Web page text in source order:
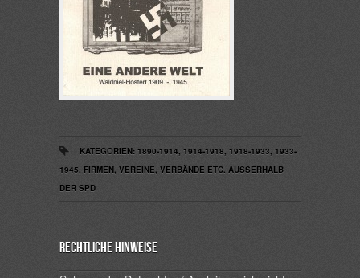
KATEGORIEN: 1890-1914, 1914-1918, 1918-1933, 1933-
1945, FIRMEN, VEREINE, VERBÄNDE ETC. AUSSERHALB D
ER SPD
Rechtliche Hinweise